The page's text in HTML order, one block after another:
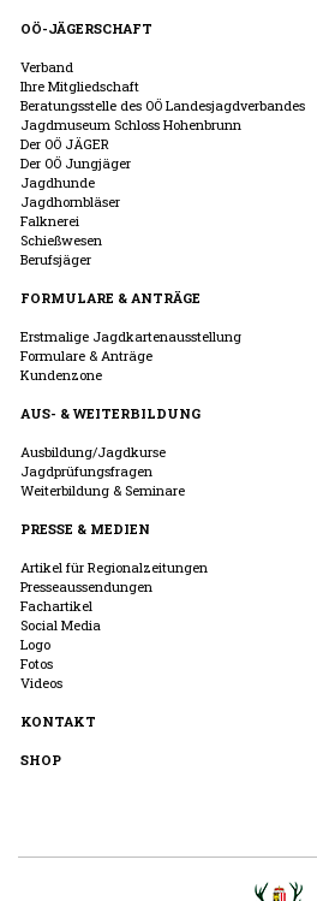
OÖ-JÄGERSCHAFT
Verband
Ihre Mitgliedschaft
Beratungsstelle des OÖ Landesjagdverbandes
Jagdmuseum Schloss Hohenbrunn
Der OÖ JÄGER
Der OÖ Jungjäger
Jagdhunde
Jagdhornbläser
Falknerei
Schießwesen
Berufsjäger
FORMULARE & ANTRÄGE
Erstmalige Jagdkartenausstellung
Formulare & Anträge
Kundenzone
AUS- & WEITERBILDUNG
Ausbildung/Jagdkurse
Jagdprüfungsfragen
Weiterbildung & Seminare
PRESSE & MEDIEN
Artikel für Regionalzeitungen
Presseaussendungen
Fachartikel
Social Media
Logo
Fotos
Videos
KONTAKT
SHOP